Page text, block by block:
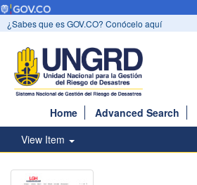
¿Sabes que es GOV.CO? Conócelo aquí
Home Advanced Search
View Item